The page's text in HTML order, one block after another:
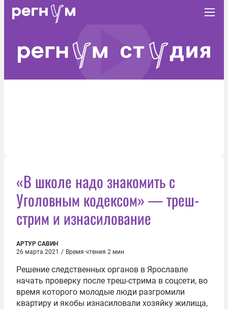
«В школе надо знакомить с
Уголовным кодексом» — треш-
стрим и изнасилование
АРТУР САВИН
26 марта 2021 / Время чтения 2 мин
Решение следственных органов в Ярославле
начать проверку после треш-стрима в соцсети, во
время которого молодые люди разгромили
квартиру и якобы изнасиловали хозяйку жилища,